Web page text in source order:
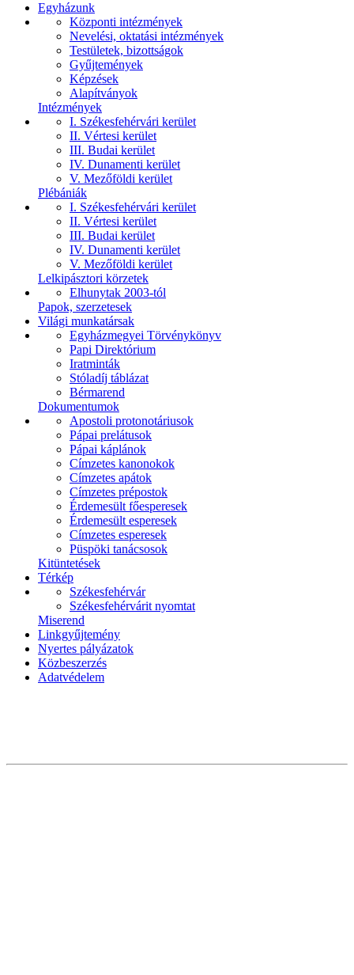
Egyházunk
Központi intézmények
Nevelési, oktatási intézmények
Testületek, bizottságok
Gyűjtemények
Képzések
Alapítványok
Intézmények
I. Székesfehérvári kerület
II. Vértesi kerület
III. Budai kerület
IV. Dunamenti kerület
V. Mezőföldi kerület
Plébániák
I. Székesfehérvári kerület
II. Vértesi kerület
III. Budai kerület
IV. Dunamenti kerület
V. Mezőföldi kerület
Lelkipásztori körzetek
Elhunytak 2003-tól
Papok, szerzetesek
Világi munkatársak
Egyházmegyei Törvénykönyv
Papi Direktórium
Iratminták
Stóladíj táblázat
Bérmarend
Dokumentumok
Apostoli protonotáriusok
Pápai prelátusok
Pápai káplánok
Címzetes kanonokok
Címzetes apátok
Címzetes prépostok
Érdemesült főesperesek
Érdemesült esperesek
Címzetes esperesek
Püspöki tanácsosok
Kitüntetések
Térkép
Székesfehérvár
Székesfehérvárit nyomtat
Miserend
Linkgyűjtemény
Nyertes pályázatok
Közbeszerzés
Adatvédelem